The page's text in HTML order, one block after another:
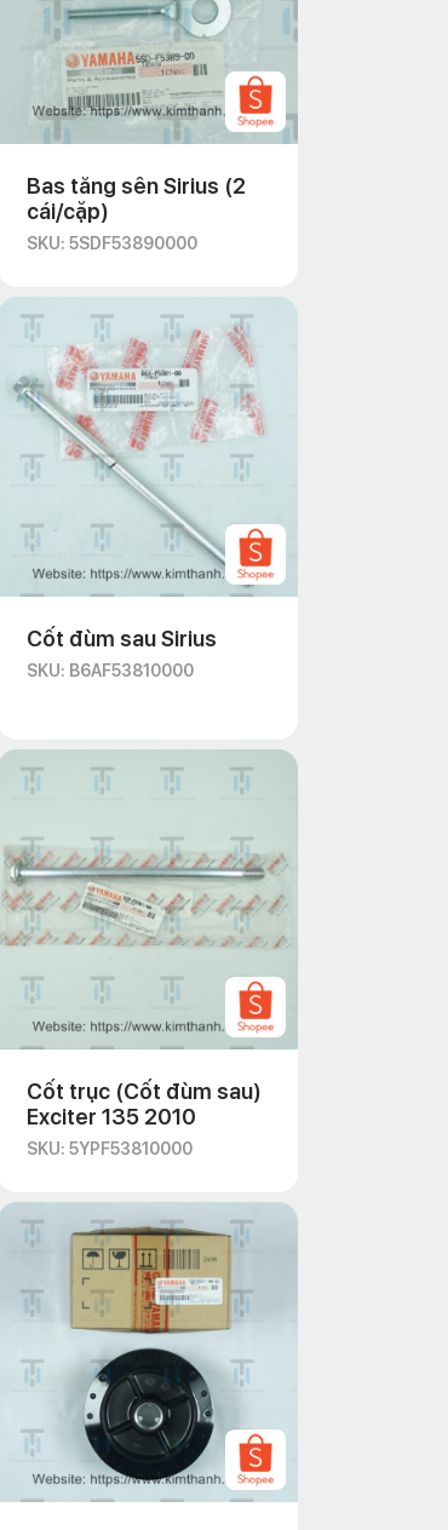
Bas tăng sên Sirius (2
cái/cặp)
SKU: 5SDF53890000
Cốt đùm sau Sirius
SKU: B6AF53810000
Cốt trục (Cốt đùm sau)
Exciter 135 2010
SKU: 5YPF53810000